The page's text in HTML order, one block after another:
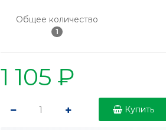
Общее количество
1
1 105 ₽
Купить